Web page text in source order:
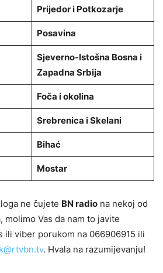
Prijedor i Potkozarje
Posavina
Sjeverno-Istošna Bosna i
Zapadna Srbija
Foča i okolina
Srebrenica i Skelani
Bihać
Mostar
ne čujete BN radio na nekoj od
Vas da nam to javite
ili viber porukom na 066906915 ili
. Hvala na razumijevanju!